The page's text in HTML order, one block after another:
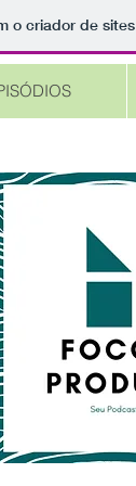
o criador de sites